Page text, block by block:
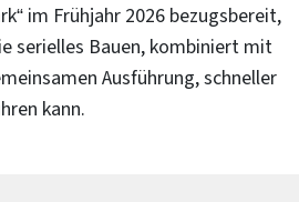
im Frühjahr 2026 bezugsbereit,
serielles Bauen, kombiniert mit
Ausführung, schneller
kann.